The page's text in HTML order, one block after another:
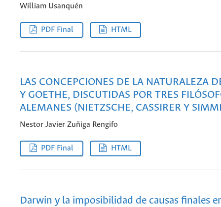
William Usanquén
PDF Final HTML
LAS CONCEPCIONES DE LA NATURALEZA
Y GOETHE, DISCUTIDAS POR TRES
ALEMANES (NIETZSCHE, CASSIRER Y
Nestor Javier Zuñiga Rengifo
PDF Final HTML
Darwin y la imposibilidad de causas finales